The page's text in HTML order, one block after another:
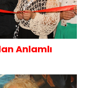
Anlamlı